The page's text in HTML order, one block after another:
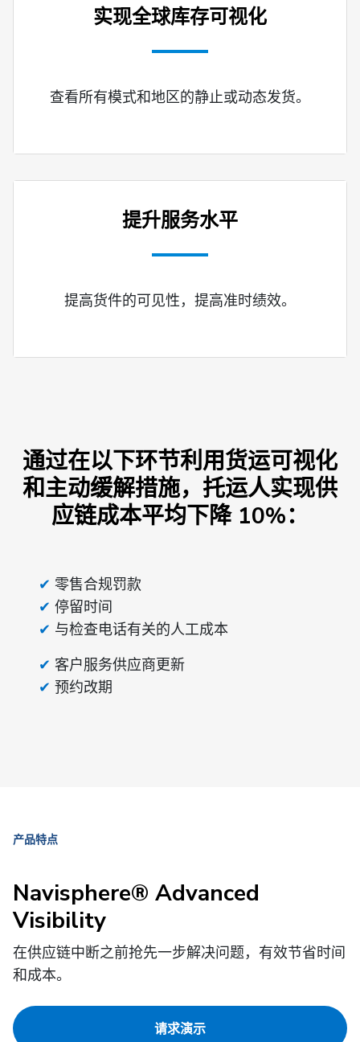
实现全球库存可视化
查看所有模式和地区的静止或动态发货。
提升服务水平
提高货件的可见性，提高准时绩效。
通过在以下环节利用货运可视化
和主动缓解措施，托运人实现供
应链成本平均下降 10%：
零售合规罚款
停留时间
与检查电话有关的人工成本
客户服务供应商更新
预约改期
产品特点
Navisphere® Advanced
Visibility
在供应链中断之前抢先一步解决问题，有效节省时间
和成本。
请求演示